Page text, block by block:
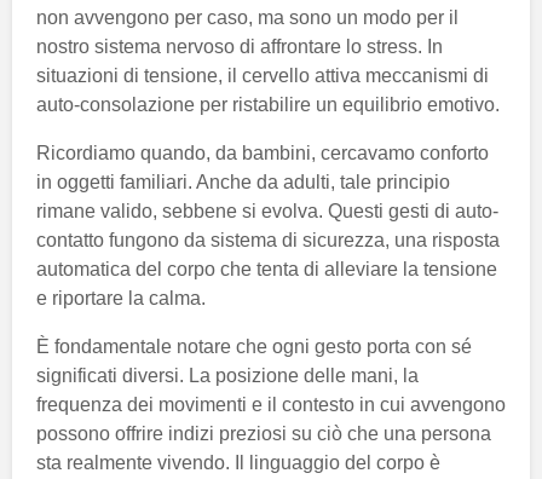
non avvengono per caso, ma sono un modo per il
nostro sistema nervoso di affrontare lo stress. In
situazioni di tensione, il cervello attiva meccanismi di
auto-consolazione per ristabilire un equilibrio emotivo.
Ricordiamo quando, da bambini, cercavamo conforto
in oggetti familiari. Anche da adulti, tale principio
rimane valido, sebbene si evolva. Questi gesti di auto-
contatto fungono da sistema di sicurezza, una risposta
automatica del corpo che tenta di alleviare la tensione
e riportare la calma.
È fondamentale notare che ogni gesto porta con sé
significati diversi. La posizione delle mani, la
frequenza dei movimenti e il contesto in cui avvengono
possono offrire indizi preziosi su ciò che una persona
sta realmente vivendo. Il linguaggio del corpo è